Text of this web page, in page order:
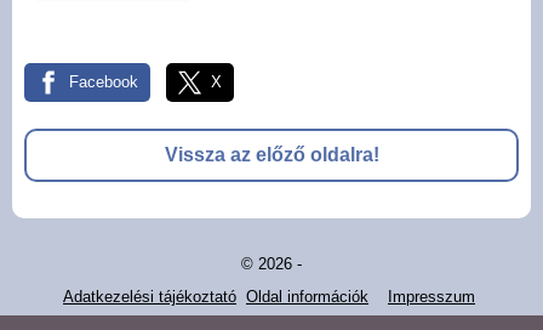
Alsórajk
EFOP-1.5.2-16-2017-00008
Facebook X
Vissza az előző oldalra!
© 2026 -
Adatkezelési tájékoztató Oldal információk Impresszum